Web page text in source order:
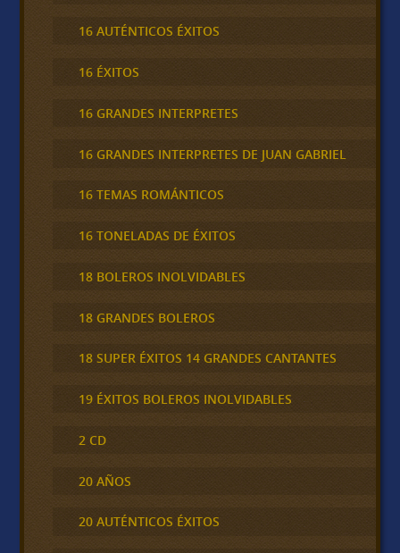
16 AUTÉNTICOS ÉXITOS
16 ÉXITOS
16 GRANDES INTERPRETES
16 GRANDES INTERPRETES DE JUAN GABRIEL
16 TEMAS ROMÁNTICOS
16 TONELADAS DE ÉXITOS
18 BOLEROS INOLVIDABLES
18 GRANDES BOLEROS
18 SUPER ÉXITOS 14 GRANDES CANTANTES
19 ÉXITOS BOLEROS INOLVIDABLES
2 CD
20 AÑOS
20 AUTÉNTICOS ÉXITOS